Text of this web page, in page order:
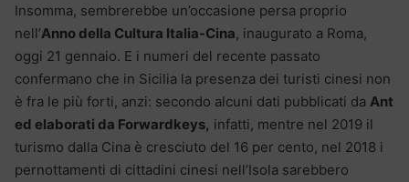
Insomma, sembrerebbe un’occasione persa proprio
nell’Anno della Cultura Italia-Cina, inaugurato a Roma,
oggi 21 gennaio. E i numeri del recente passato
confermano che in Sicilia la presenza dei turisti cinesi non
è fra le più forti, anzi: secondo alcuni dati pubblicati da Ant
ed elaborati da Forwardkeys, infatti, mentre nel 2019 il
turismo dalla Cina è cresciuto del 16 per cento, nel 2018 i
pernottamenti di cittadini cinesi nell’Isola sarebbero